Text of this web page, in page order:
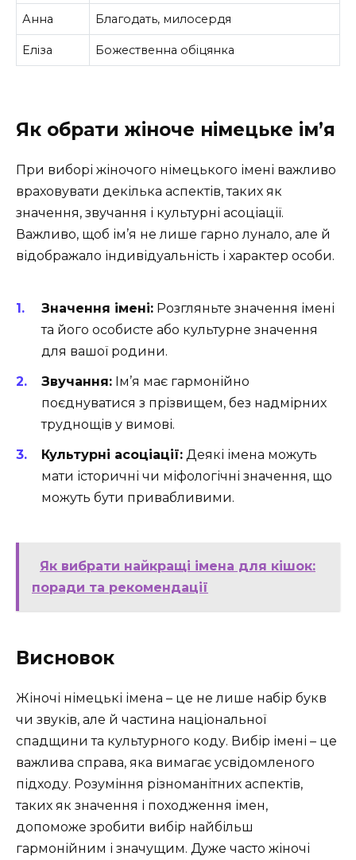
Анна Благодать, милосердя
Еліза Божественна обіцянка
Як обрати жіноче німецьке ім’я
При виборі жіночого німецького імені важливо
враховувати декілька аспектів, таких як
значення, звучання і культурні асоціації.
Важливо, щоб ім’я не лише гарно лунало, але й
відображало індивідуальність і характер особи.
Значення імені: Розгляньте значення імені
та його особисте або культурне значення
для вашої родини.
Звучання: Ім’я має гармонійно
поєднуватися з прізвищем, без надмірних
труднощів у вимові.
Культурні асоціації: Деякі імена можуть
мати історичні чи міфологічні значення, що
можуть бути привабливими.
Як вибрати найкращі імена для кішок:
поради та рекомендації
Висновок
Жіночі німецькі імена – це не лише набір букв
чи звуків, але й частина національної
спадщини та культурного коду. Вибір імені – це
важлива справа, яка вимагає усвідомленого
підходу. Розуміння різноманітних аспектів,
таких як значення і походження імен,
допоможе зробити вибір найбільш
гармонійним і значущим. Дуже часто жіночі